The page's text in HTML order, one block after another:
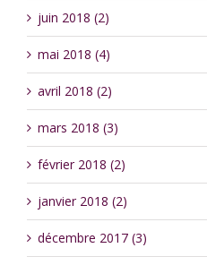
juin 2018 (2)
mai 2018 (4)
avril 2018 (2)
mars 2018 (3)
février 2018 (2)
janvier 2018 (2)
décembre 2017 (3)